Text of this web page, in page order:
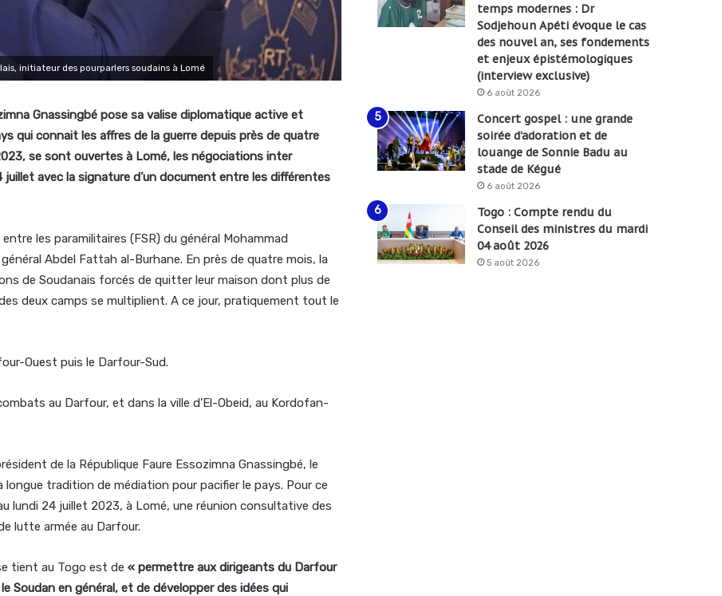
initiateur des pourparlers soudains à Lomé
Gnassingbé pose sa valise diplomatique active et
qui connait les affres de la guerre depuis près de quatre
se sont ouvertes à Lomé, les négociations inter
avec la signature d’un document entre les différentes
les paramilitaires (FSR) du général Mohammad
Abdel Fattah al-Burhane. En près de quatre mois, la
de Soudanais forcés de quitter leur maison dont plus de
deux camps se multiplient. A ce jour, pratiquement tout le
Ouest puis le Darfour-Sud.
au Darfour, et dans la ville d’El-Obeid, au Kordofan-
de la République Faure Essozimna Gnassingbé, le
tradition de médiation pour pacifier le pays. Pour ce
lundi 24 juillet 2023, à Lomé, une réunion consultative des
lutte armée au Darfour.
tient au Togo est de « permettre aux dirigeants du Darfour
Soudan en général, et de développer des idées qui
temps modernes : Dr
Sodjehoun Apéti évoque le cas
des nouvel an, ses fondements
et enjeux épistémologiques
(interview exclusive)
6 août 2026
Concert gospel : une grande
soirée d’adoration et de
louange de Sonnie Badu au
stade de Kégué
6 août 2026
Togo : Compte rendu du
Conseil des ministres du mardi
04 août 2026
5 août 2026